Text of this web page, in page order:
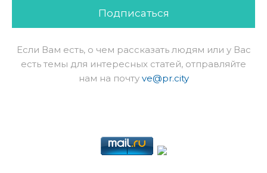
Подписаться
Если Вам есть, о чем рассказать людям или у Вас
есть темы для интересных статей, отправляйте
нам на почту ve@pr.city